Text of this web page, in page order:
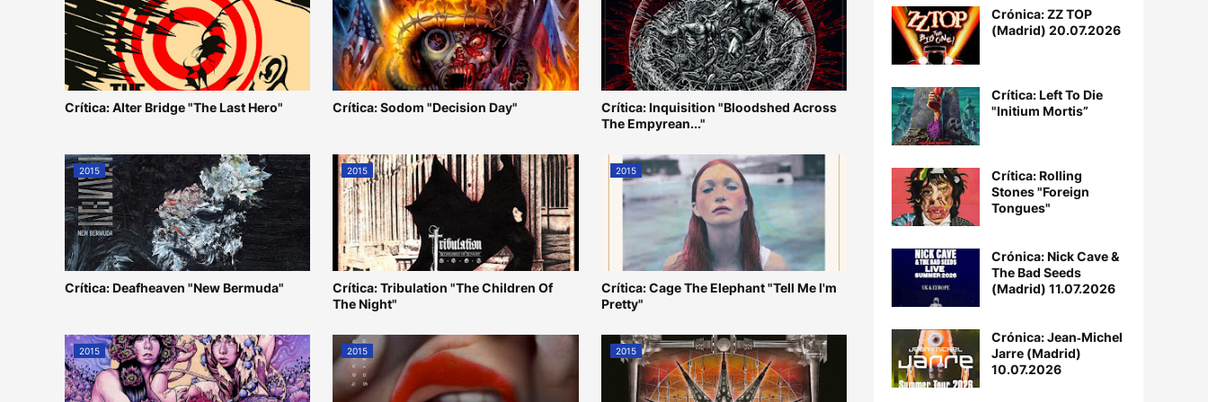
Crítica: Alter Bridge "The Last Hero" Crítica: Sodom "Decision Day"
Crítica: Inquisition "Bloodshed Across
The Empyrean..."
2015
Crítica: Deafheaven "New Bermuda"
2015
Crítica: Tribulation "The Children Of
The Night"
2015
Crítica: Cage The Elephant "Tell Me I'm
Pretty"
2015 2015 2015
Crónica: ZZ TOP
(Madrid) 20.07.2026
Crítica: Left To Die
"Initium Mortis”
Crítica: Rolling
Stones "Foreign
Tongues"
Crónica: Nick Cave &
The Bad Seeds
(Madrid) 11.07.2026
Crónica: Jean‐Michel
Jarre (Madrid)
10.07.2026